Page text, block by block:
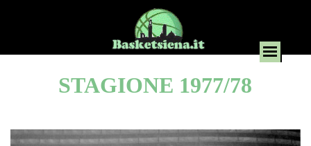
STAGIONE 1977/78